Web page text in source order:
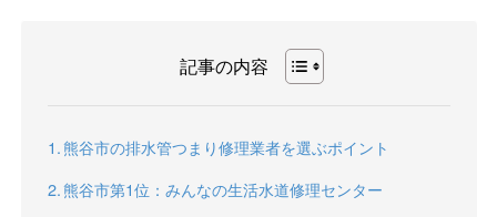
記事の内容
熊谷市の排水管つまり修理業者を選ぶポイント
熊谷市第1位：みんなの生活水道修理センター